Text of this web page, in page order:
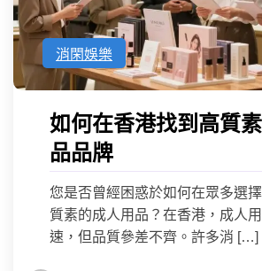
消閑娛樂
如何在香港找到高質
品品牌
您是否曾經困惑於如何在眾多選
質素的成人用品？在香港，成人
速，但品質參差不齊。許多消 […]